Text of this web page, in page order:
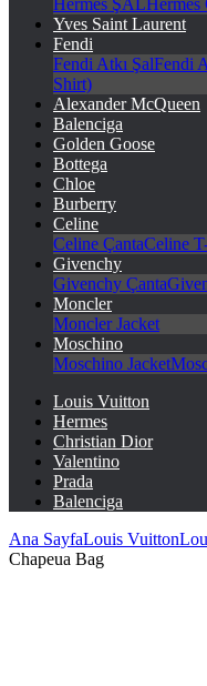
Hermes ŞALHermes
Yves Saint Laurent
Fendi
Fendi Atkı ŞalFendi
Shirt)
Alexander McQueen
Balenciga
Golden Goose
Bottega
Chloe
Burberry
Celine
Celine ÇantaCeline
Givenchy
Givenchy Çanta
Moncler
Moncler Jacket
Moschino
Moschino Jacket
Louis Vuitton
Hermes
Christian Dior
Valentino
Prada
Balenciga
Ana SayfaLouis Vuitton
Chapeua Bag